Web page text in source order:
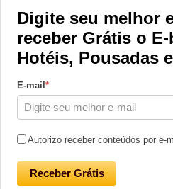
Niara em 24/06/
4º
Inovação e
Futuro
Hoje, 24 de junho de
Digite seu melhor
receber Grátis o
Hotéis, Pousadas
E-mail *
Autorizo receber conteúdos por e-
Receber Grátis